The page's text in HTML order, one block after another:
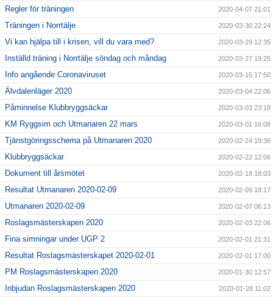
Regler för träningen 2020-04-07 21:01
Träningen i Norrtälje 2020-03-30 22:24
Vi kan hjälpa till i krisen, vill du vara med? 2020-03-29 12:35
Inställd träning i Norrtälje söndag och måndag 2020-03-27 19:25
Info angående Coronaviruset 2020-03-15 17:50
Älvdalenläger 2020 2020-03-04 22:06
Påminnelse Klubbryggsäckar 2020-03-03 23:18
KM Ryggsim och Utmanaren 22 mars 2020-03-01 16:08
Tjänstgöringsschema på Utmanaren 2020 2020-02-24 19:36
Klubbryggsäckar 2020-02-22 12:06
Dokument till årsmötet 2020-02-18 18:03
Resultat Utmanaren 2020-02-09 2020-02-09 18:17
Utmanaren 2020-02-09 2020-02-07 06:13
Roslagsmästerskapen 2020 2020-02-03 22:06
Fina simningar under UGP 2 2020-02-01 21:31
Resultat Roslagsmästerskapet 2020-02-01 2020-02-01 17:00
PM Roslagsmästerskapen 2020 2020-01-30 12:57
Inbjudan Roslagsmästerskapen 2020 2020-01-28 11:02